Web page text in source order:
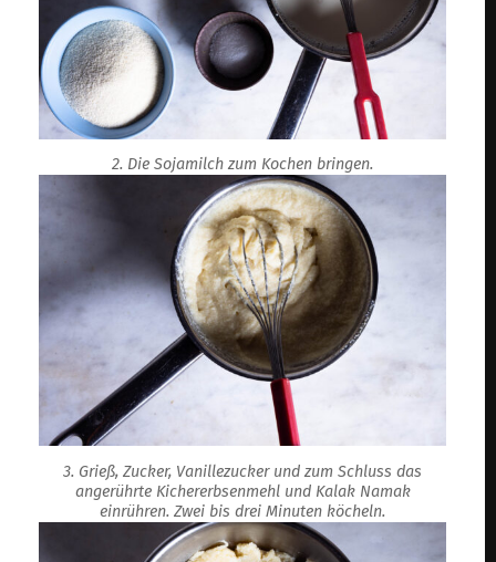
2. Die Sojamilch zum Kochen bringen.
3. Grieß, Zucker, Vanillezucker und zum Schluss das
angerührte Kichererbsenmehl und Kalak Namak
einrühren. Zwei bis drei Minuten köcheln.